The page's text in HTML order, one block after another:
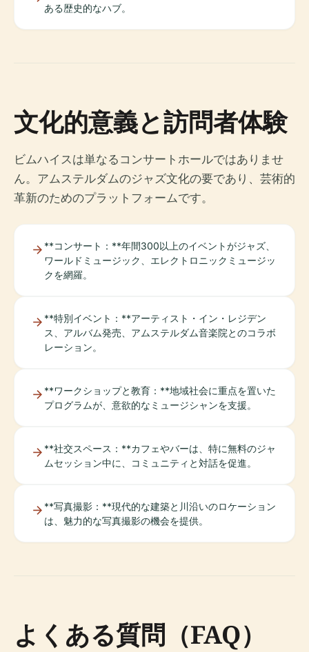
ある歴史的なハブ。
文化的意義と訪問者体験
ビムハイスは単なるコンサートホールではありませ
ん。アムステルダムのジャズ文化の要であり、芸術的
革新のためのプラットフォームです。
**コンサート：**年間300以上のイベントがジャズ、
ワールドミュージック、エレクトロニックミュージッ
クを網羅。
**特別イベント：**アーティスト・イン・レジデン
ス、アルバム発売、アムステルダム音楽院とのコラボ
レーション。
**ワークショップと教育：**地域社会に重点を置いた
プログラムが、意欲的なミュージシャンを支援。
**社交スペース：**カフェやバーは、特に無料のジャ
ムセッション中に、コミュニティと対話を促進。
**写真撮影：**現代的な建築と川沿いのロケーション
は、魅力的な写真撮影の機会を提供。
よくある質問（FAQ）